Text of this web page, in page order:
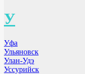
У
Уфа
Ульяновск
Улан-Удэ
Уссурийск